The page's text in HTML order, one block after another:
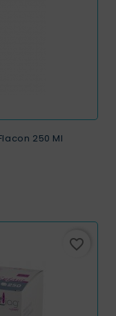
250 Ml
favorite_border